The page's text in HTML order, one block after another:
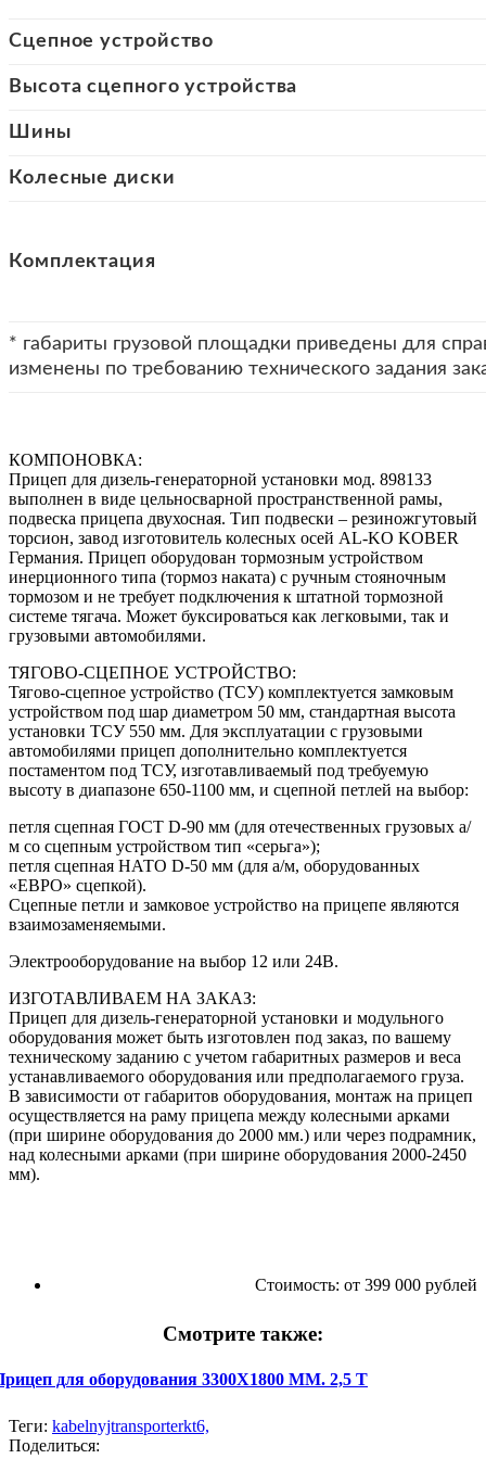
Сцепное устройство
Высота сцепного устройства
Шины
Колесные диски
Комплектация
* габариты грузовой площадки приведены для
изменены по требованию технического задания
КОМПОНОВКА:
Прицеп для дизель-генераторной установки мод. 898133
выполнен в виде цельносварной пространственной рамы,
подвеска прицепа двухосная. Тип подвески – резиножгутовый
торсион, завод изготовитель колесных осей AL-KO KOBER
Германия. Прицеп оборудован тормозным устройством
инерционного типа (тормоз наката) с ручным стояночным
тормозом и не требует подключения к штатной тормозной
системе тягача. Может буксироваться как легковыми, так и
грузовыми автомобилями.
ТЯГОВО-СЦЕПНОЕ УСТРОЙСТВО:
Тягово-сцепное устройство (ТСУ) комплектуется замковым
устройством под шар диаметром 50 мм, стандартная высота
установки ТСУ 550 мм. Для эксплуатации с грузовыми
автомобилями прицеп дополнительно комплектуется
постаментом под ТСУ, изготавливаемый под требуемую
высоту в диапазоне 650-1100 мм, и сцепной петлей на выбор:
петля сцепная ГОСТ D-90 мм (для отечественных грузовых а/
м со сцепным устройством тип «серьга»);
петля сцепная НАТО D-50 мм (для а/м, оборудованных
«ЕВРО» сцепкой).
Сцепные петли и замковое устройство на прицепе являются
взаимозаменяемыми.
Электрооборудование на выбор 12 или 24В.
ИЗГОТАВЛИВАЕМ НА ЗАКАЗ:
Прицеп для дизель-генераторной установки и модульного
оборудования может быть изготовлен под заказ, по вашему
техническому заданию с учетом габаритных размеров и веса
устанавливаемого оборудования или предполагаемого груза.
В зависимости от габаритов оборудования, монтаж на прицеп
осуществляется на раму прицепа между колесными арками
(при ширине оборудования до 2000 мм.) или через подрамник,
над колесными арками (при ширине оборудования 2000-2450
мм).
Стоимость: от 399 000 рублей
Смотрите также:
для оборудования 3300Х1800 ММ. 2,5 Т
Теги: kabelnyjtransporterkt6,
Поделиться: